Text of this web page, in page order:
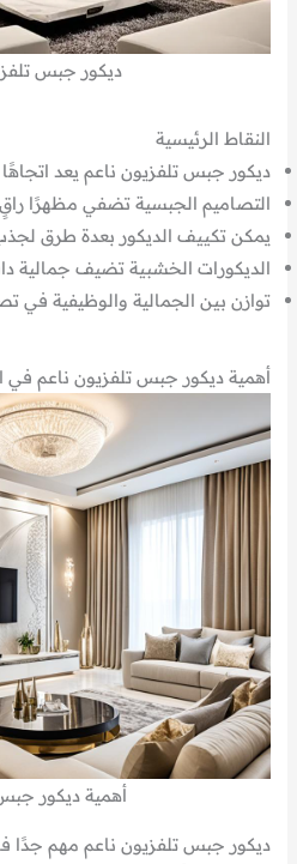
ديكور جبس
النقاط الرئيسية
ديكور جبس تلفزيون ناعم يعد اتجاهًا
التصاميم الجبسية تضفي مظهرًا
يمكن تكييف الديكور بعدة طرق لجذب
الديكورات الخشبية تضيف جمالية
توازن بين الجمالية والوظيفية في
أهمية ديكور جبس تلفزيون ناعم في
أهمية ديكور
ديكور جبس تلفزيون ناعم مهم جدًا